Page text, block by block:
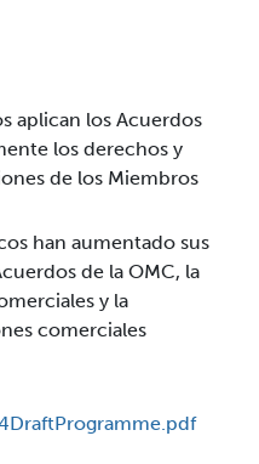
aplican los Acuerdos
los derechos y
de los Miembros
han aumentado sus
de la OMC, la
y la
comerciales